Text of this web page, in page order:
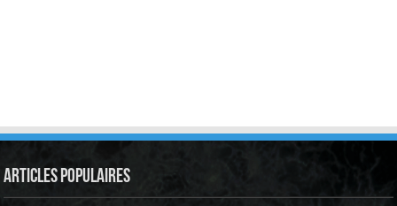
Articles Populaires